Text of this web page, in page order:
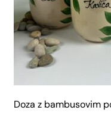
Doza z bambusovim